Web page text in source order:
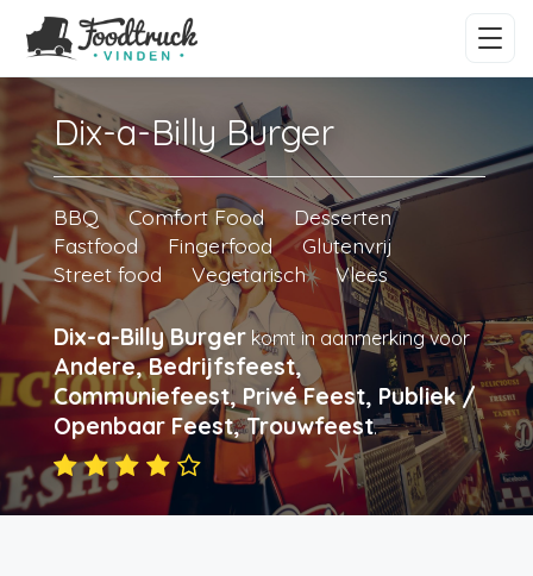
Dix-a-Billy Burger
BBQ Comfort Food
Desserten
Fastfood
Fingerfood
Glutenvrij
Street food
Vegetarisch Vlees
Dix-a-Billy Burger komt in aanmerking voor
Andere, Bedrijfsfeest,
Communiefeest, Privé Feest, Publiek /
Openbaar Feest, Trouwfeest.